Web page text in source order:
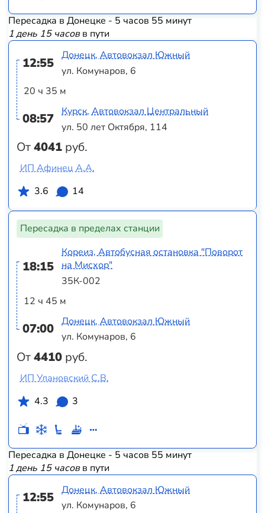
Пересадка в Донецке - 5 часов 55 минут
1 день 15 часовв пути
12:55
20 ч 35 м
08:57
От4041 руб.
Донецк, Автовокзал Южный
ул. Комунаров, 6
Курск, Автовокзал Центральный
ул. 50 лет Октября, 114
ИП Афинец А.А.
3.6
14
Пересадка в пределах станции
18:15
12 ч 45 м
07:00
От4410 руб.
Кореиз, Автобусная остановка "Поворот
на Мисхор"
35К-002
Донецк, Автовокзал Южный
ул. Комунаров, 6
ИП Улановский С.В.
4.3
3
Пересадка в Донецке - 5 часов 55 минут
1 день 15 часовв пути
12:55
Донецк, Автовокзал Южный
ул. Комунаров, 6